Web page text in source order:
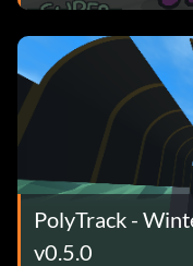
PolyTrack -
v0.5.0